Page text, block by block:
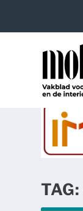
TAG: